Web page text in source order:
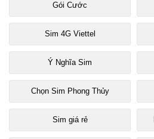
Gói Cước
Sim 4G Viettel
Ý Nghĩa Sim
Chọn Sim Phong Thủy
Sim giá rẻ